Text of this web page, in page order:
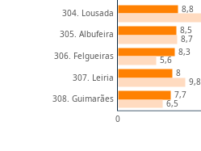
0
304. Lousada
305. Albufeira
306. Felgueiras
307. Leiria
308. Guimarães
8,8
8,5
8,3
8
7,7
8,7
5,6
9,8
6,5